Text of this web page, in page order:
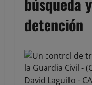
detención